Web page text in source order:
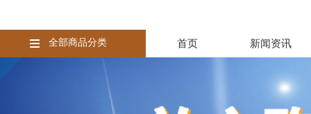
全部商品分类 首页 新闻资讯